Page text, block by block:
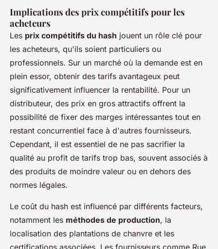
Implications des prix compétitifs pour les
acheteurs
Les prix compétitifs du hash jouent un rôle clé pour
les acheteurs, qu'ils soient particuliers ou
professionnels. Sur un marché où la demande est en
plein essor, obtenir des tarifs avantageux peut
significativement influencer la rentabilité. Pour un
distributeur, des prix en gros attractifs offrent la
possibilité de fixer des marges intéressantes tout en
restant concurrentiel face à d'autres fournisseurs.
Cependant, il est essentiel de ne pas sacrifier la
qualité au profit de tarifs trop bas, souvent associés à
des produits de moindre valeur ou en dehors des
normes légales.
Le coût du hash est influencé par différents facteurs,
notamment les méthodes de production, la
localisation des plantations de chanvre et les